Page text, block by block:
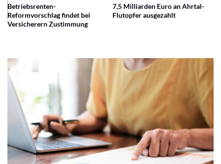
Betriebsrenten-
Reformvorschlag findet bei
Versicherern Zustimmung
7,5 Milliarden Euro an Ahrtal-
Flutopfer ausgezahlt